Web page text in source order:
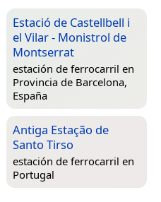
Estació de Castellbell i
el Vilar - Monistrol de
Montserrat
estación de ferrocarril en
Provincia de Barcelona,
España
Antiga Estação de
Santo Tirso
estación de ferrocarril en
Portugal